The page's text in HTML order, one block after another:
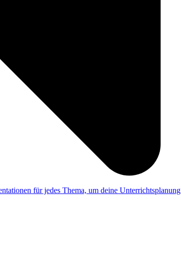
für jedes Thema, um deine Unterrichtsplanung